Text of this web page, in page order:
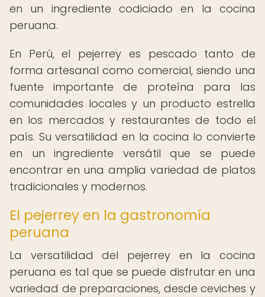
en un ingrediente codiciado en la cocina
peruana.
En Perú, el pejerrey es pescado tanto de
forma artesanal como comercial, siendo una
fuente importante de proteína para las
comunidades locales y un producto estrella
en los mercados y restaurantes de todo el
país. Su versatilidad en la cocina lo convierte
en un ingrediente versátil que se puede
encontrar en una amplia variedad de platos
tradicionales y modernos.
El pejerrey en la gastronomía
peruana
La versatilidad del pejerrey en la cocina
peruana es tal que se puede disfrutar en una
variedad de preparaciones, desde ceviches y